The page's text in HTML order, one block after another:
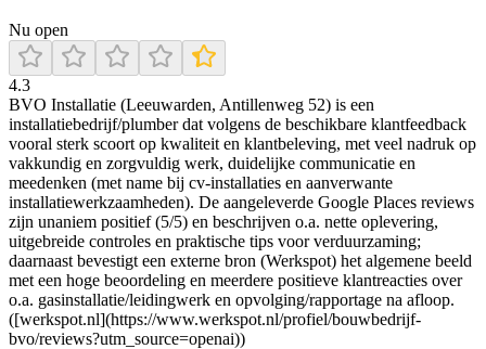
Nu open
4.3
BVO Installatie (Leeuwarden, Antillenweg 52) is een
installatiebedrijf/plumber dat volgens de beschikbare klantfeedback
vooral sterk scoort op kwaliteit en klantbeleving, met veel nadruk op
vakkundig en zorgvuldig werk, duidelijke communicatie en
meedenken (met name bij cv-installaties en aanverwante
installatiewerkzaamheden). De aangeleverde Google Places reviews
zijn unaniem positief (5/5) en beschrijven o.a. nette oplevering,
uitgebreide controles en praktische tips voor verduurzaming;
daarnaast bevestigt een externe bron (Werkspot) het algemene beeld
met een hoge beoordeling en meerdere positieve klantreacties over
o.a. gasinstallatie/leidingwerk en opvolging/rapportage na afloop.
([werkspot.nl](https://www.werkspot.nl/profiel/bouwbedrijf-
bvo/reviews?utm_source=openai))